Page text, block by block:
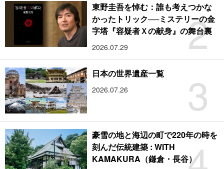
2
東野圭吾を悼む：誰も考えつかな
かったトリック──ミステリーの金
字塔『容疑者Ｘの献身』の舞台裏
2026.07.29
3
日本の世界遺産一覧
2026.07.26
豪雪の地と海辺の町で220年の時を
刻んだ伝統建築 : WITH
KAMAKURA（鎌倉・長谷）